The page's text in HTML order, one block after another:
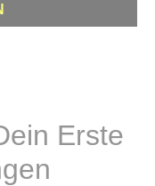
Erste